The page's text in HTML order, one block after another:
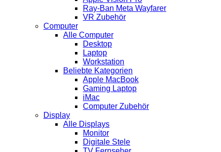
Ray-Ban Meta Wayfarer
VR Zubehör
Computer
Alle Computer
Desktop
Laptop
Workstation
Beliebte Kategorien
Apple MacBook
Gaming Laptop
iMac
Computer Zubehör
Display
Alle Displays
Monitor
Digitale Stele